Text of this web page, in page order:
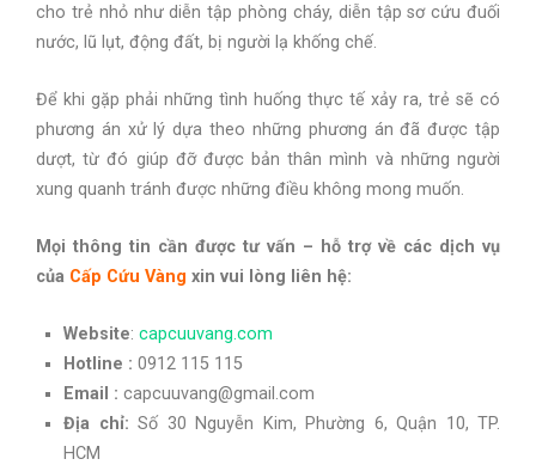
cho trẻ nhỏ như diễn tập phòng cháy, diễn tập sơ cứu đuối
nước, lũ lụt, động đất, bị người lạ khống chế.
Để khi gặp phải những tình huống thực tế xảy ra, trẻ sẽ có
phương án xử lý dựa theo những phương án đã được tập
dượt, từ đó giúp đỡ được bản thân mình và những người
xung quanh tránh được những điều không mong muốn.
Mọi thông tin cần được tư vấn – hỗ trợ về các dịch vụ
của Cấp Cứu Vàng xin vui lòng liên hệ:
Website:capcuuvang.com
Hotline : 0912 115 115
Email : capcuuvang@gmail.com
Địa chỉ: Số 30 Nguyễn Kim, Phường 6, Quận 10, TP.
HCM